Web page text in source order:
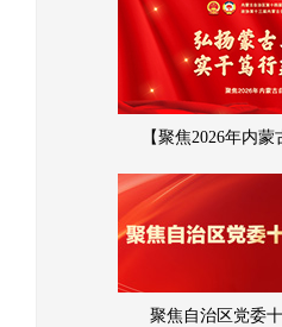
【聚焦2026年内蒙
聚焦自治区党委